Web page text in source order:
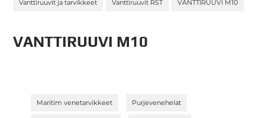
Vanttiruuvit ja tarvikkeet Vanttiruuvit RST VANTTIRUUVI M10
VANTTIRUUVI M10
Maritim venetarvikkeet Purjevenehelat